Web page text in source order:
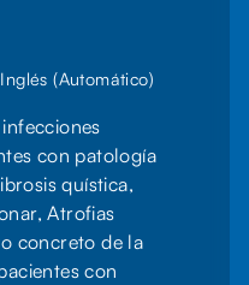
(Automático)
con patología
quística,
Atrofias
concreto de la
con